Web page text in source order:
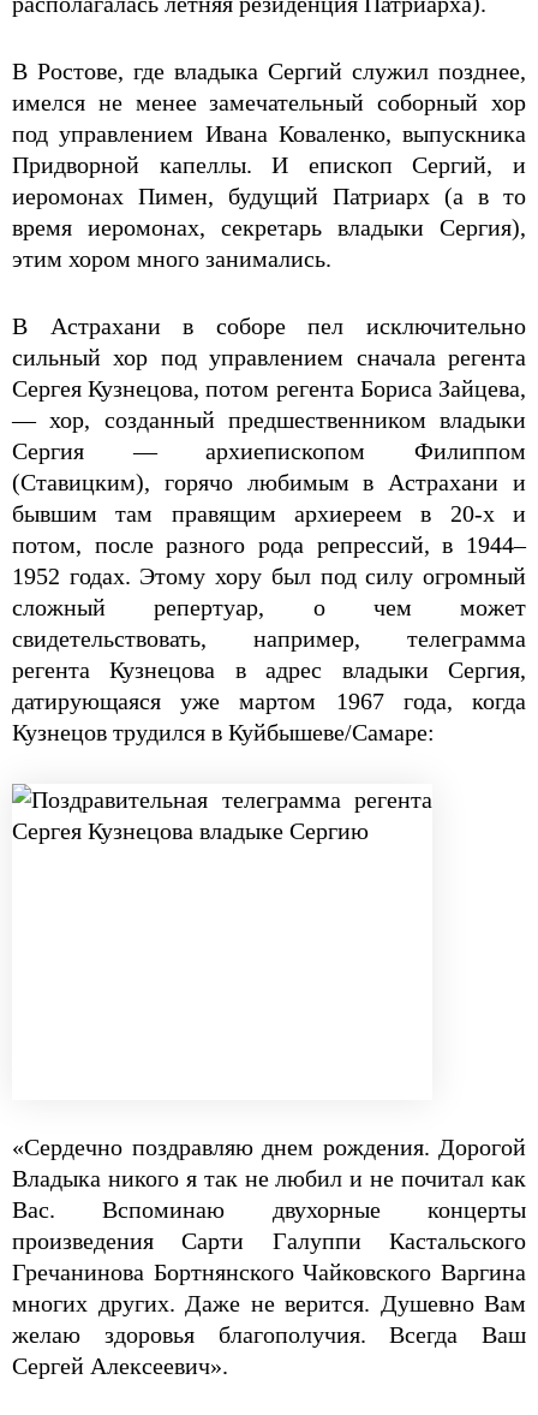
В Ростове, где владыка Сергий служил позднее,
имелся не менее замечательный соборный хор
под управлением Ивана Коваленко, выпускника
Придворной капеллы. И епископ Сергий, и
иеромонах Пимен, будущий Патриарх (а в то
время иеромонах, секретарь владыки Сергия),
этим хором много занимались.
В Астрахани в соборе пел исключительно
сильный хор под управлением сначала регента
Сергея Кузнецова, потом регента Бориса Зайцева,
— хор, созданный предшественником владыки
Сергия — архиепископом Филиппом
(Ставицким), горячо любимым в Астрахани и
бывшим там правящим архиереем в 20-х и
потом, после разного рода репрессий, в 1944–
1952 годах. Этому хору был под силу огромный
сложный репертуар, о чем может
свидетельствовать, например, телеграмма
регента Кузнецова в адрес владыки Сергия,
датирующаяся уже мартом 1967 года, когда
Кузнецов трудился в Куйбышеве/Самаре:
«Сердечно поздравляю днем рождения. Дорогой
Владыка никого я так не любил и не почитал как
Вас. Вспоминаю двухорные концерты
произведения Сарти Галуппи Кастальского
Гречанинова Бортнянского Чайковского Варгина
многих других. Даже не верится. Душевно Вам
желаю здоровья благополучия. Всегда Ваш
Сергей Алексеевич».